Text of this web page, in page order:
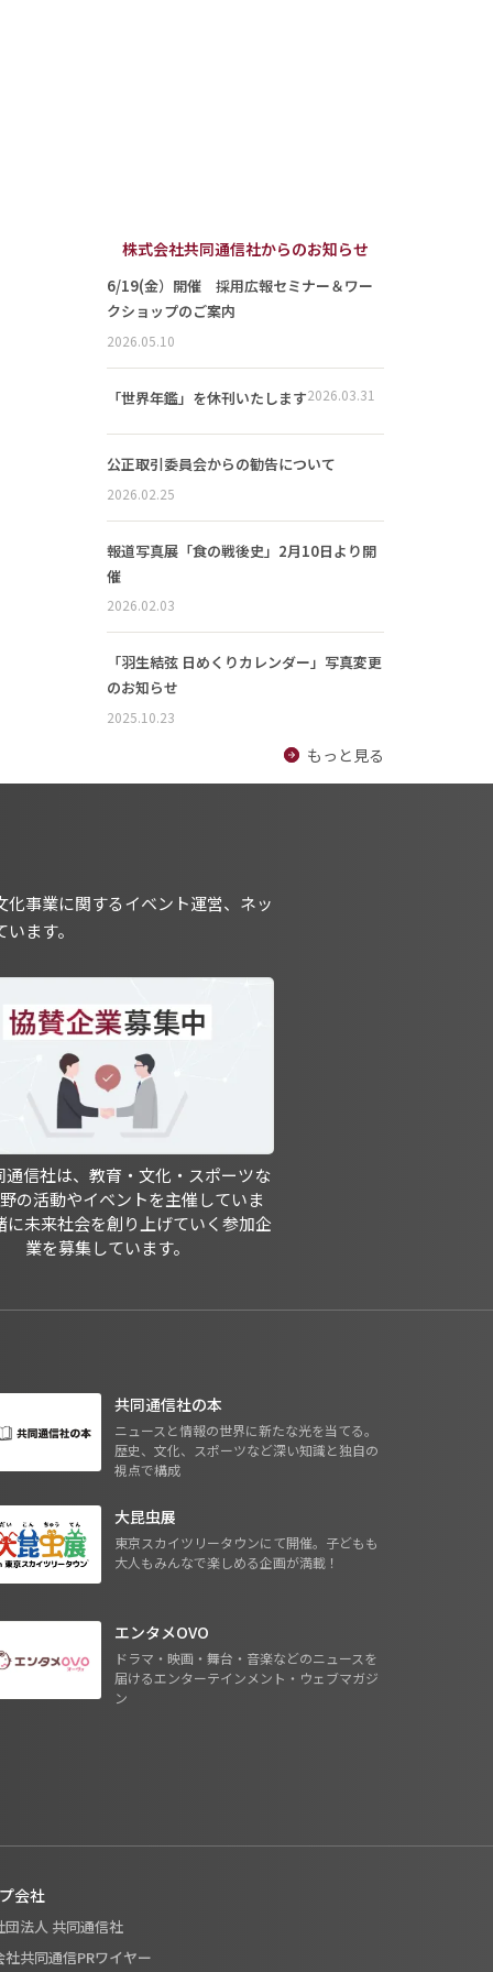
株式会社共同通信社からのお知らせ
6/19(金）開催 採用広報セミナー＆ワー
クショップのご案内
2026.05.10
「世界年鑑」を休刊いたします2026.03.31
公正取引委員会からの勧告について
2026.02.25
報道写真展「食の戦後史」2月10日より開
催
2026.02.03
「羽生結弦 日めくりカレンダー」写真変更
のお知らせ
2025.10.23
もっと見る
事業に関するイベント運営、ネッ
ます。
通信社は、教育・文化・スポーツな
の活動やイベントを主催していま
に未来社会を創り上げていく参加企
業を募集しています。
共同通信社の本
ニュースと情報の世界に新たな光を当てる。
歴史、文化、スポーツなど深い知識と独自の
視点で構成
大昆虫展
東京スカイツリータウンにて開催。子どもも
大人もみんなで楽しめる企画が満載！
エンタメOVO
ドラマ・映画・舞台・音楽などのニュースを
届けるエンターテインメント・ウェブマガジ
ン
会社
団法人 共同通信社
社共同通信PRワイヤー